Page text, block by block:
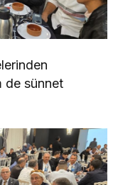
de sünnet